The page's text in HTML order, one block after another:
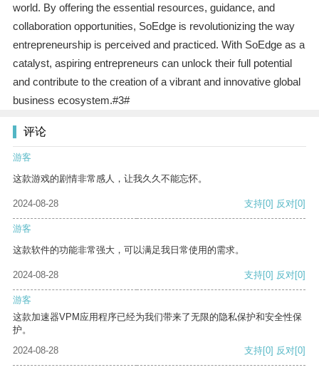
world. By offering the essential resources, guidance, and
collaboration opportunities, SoEdge is revolutionizing the way
entrepreneurship is perceived and practiced. With SoEdge as a
catalyst, aspiring entrepreneurs can unlock their full potential
and contribute to the creation of a vibrant and innovative global
business ecosystem.#3#
评论
游客
这款游戏的剧情非常感人，让我久久不能忘怀。
2024-08-28 支持[0] 反对[0]
游客
这款软件的功能非常强大，可以满足我日常使用的需求。
2024-08-28 支持[0] 反对[0]
游客
这款加速器VPM应用程序已经为我们带来了无限的隐私保护和安全性保
护。
2024-08-28
支持[0] 反对[0]